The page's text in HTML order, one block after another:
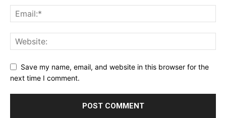
Save my name, email, and website in this browser for the
next time I comment.